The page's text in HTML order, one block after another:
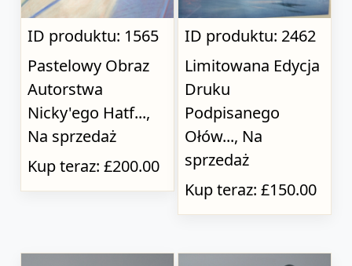
ID produktu: 1565
Pastelowy Obraz
Autorstwa
Nicky'ego Hatf...,
Na sprzedaż
Kup teraz: £200.00
ID produktu: 2462
Limitowana Edycja
Druku
Podpisanego
Ołów..., Na
sprzedaż
Kup teraz: £150.00